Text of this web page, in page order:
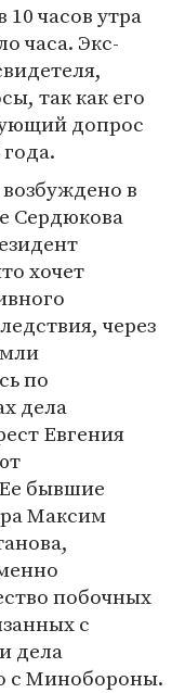
часов утра
часа. Экс-
так как его
допрос
в
Сердюкова
хочет
через
по
дела
Евгения
бывшие
Максим
побочных
с
дела
с Минобороны.